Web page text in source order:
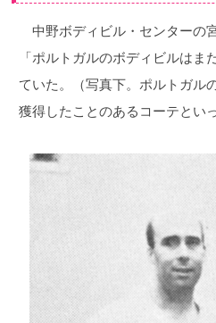
中野ボディビル・センターの
「ポルトガルのボディビルは
ていた。（写真下。ポルトガル
獲得したことのあるコーテとい